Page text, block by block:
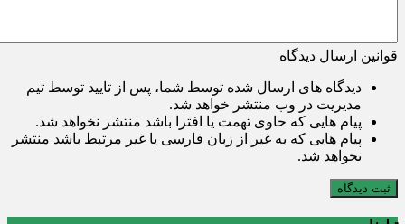
قوانین ارسال دیدگاه
دیدگاه های ارسال شده توسط شما، پس از تایید توسط تیم
مدیریت در وب منتشر خواهد شد.
پیام هایی که حاوی تهمت یا افترا باشد منتشر نخواهد شد.
پیام هایی که به غیر از زبان فارسی یا غیر مرتبط باشد منتشر
نخواهد شد.
ثبت دیدگاه